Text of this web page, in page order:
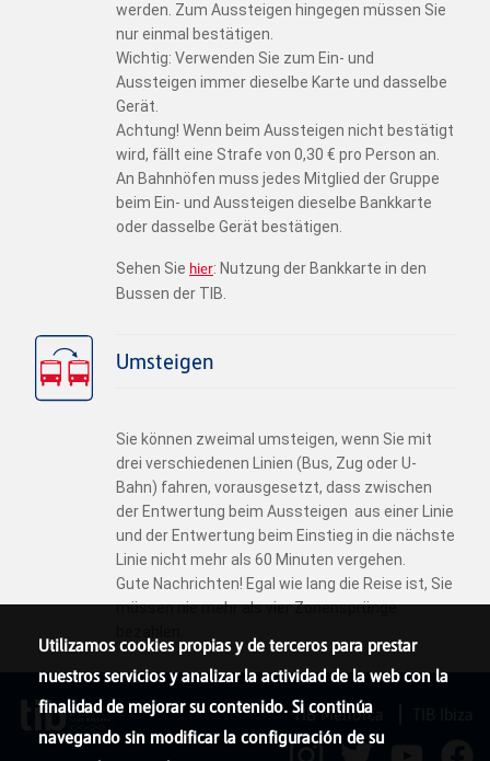
werden. Zum Aussteigen hingegen müssen Sie
nur einmal bestätigen.
Wichtig: Verwenden Sie zum Ein- und
Aussteigen immer dieselbe Karte und dasselbe
Gerät.
Achtung! Wenn beim Aussteigen nicht bestätigt
wird, fällt eine Strafe von 0,30 € pro Person an.
An Bahnhöfen muss jedes Mitglied der Gruppe
beim Ein- und Aussteigen dieselbe Bankkarte
oder dasselbe Gerät bestätigen.
Sehen Sie hier: Nutzung der Bankkarte in den
Bussen der TIB.
Umsteigen
Sie können zweimal umsteigen, wenn Sie mit
drei verschiedenen Linien (Bus, Zug oder U-
Bahn) fahren, vorausgesetzt, dass zwischen
der Entwertung beim Aussteigen aus einer Linie
und der Entwertung beim Einstieg in die nächste
Linie nicht mehr als 60 Minuten vergehen.
Gute Nachrichten! Egal wie lang die Reise ist, Sie
müssen nie mehr als vier Zonensprünge
Utilizamos cookies propias y de terceros para prestar
nuestros servicios y analizar la actividad de la web con la
finalidad de mejorar su contenido. Si continúa
navegando sin modificar la configuración de su
TIB Menorca